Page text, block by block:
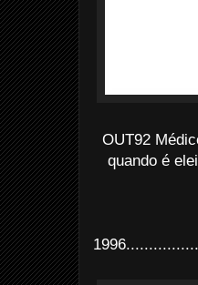
OUT92
quando é